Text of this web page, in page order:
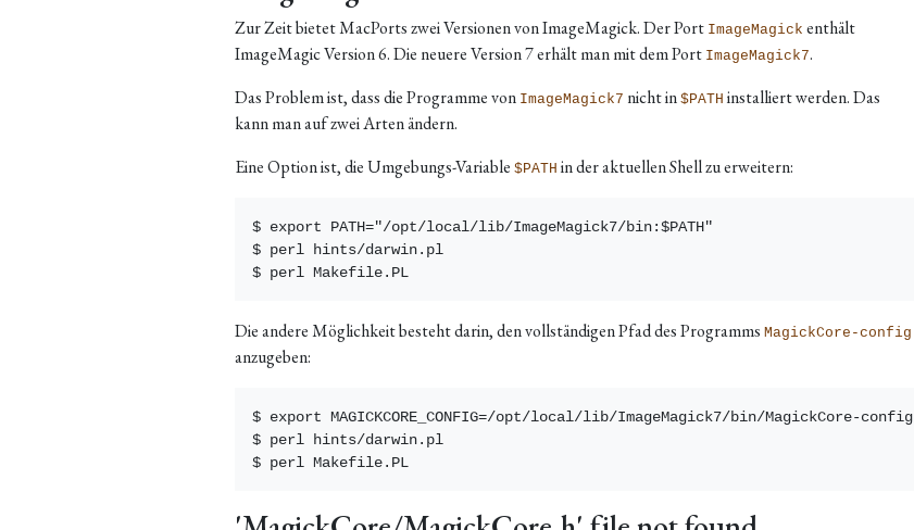
Zur Zeit bietet MacPorts zwei Versionen von ImageMagick. Der Port ImageMagick enthält
ImageMagic Version 6. Die neuere Version 7 erhält man mit dem Port ImageMagick7.
Das Problem ist, dass die Programme von ImageMagick7 nicht in$PATH installiert werden. Das
kann man auf zwei Arten ändern.
Eine Option ist, die Umgebungs-Variable $PATH in der aktuellen Shell zu erweitern:
$ export PATH="/opt/local/lib/ImageMagick7/bin:$PATH"
$ perl hints/darwin.pl
Die andere Möglichkeit besteht darin, den vollständigen Pfad des Programms MagickCore-config
anzugeben:
$ export MAGICKCORE_CONFIG=/opt/local/lib/ImageMagick7/bin/MagickCore-config
$ perl hints/darwin.pl